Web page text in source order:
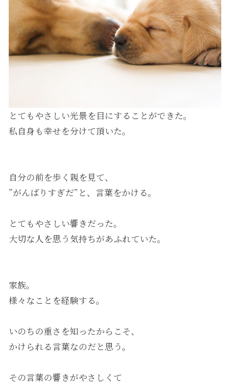
とてもやさしい光景を目にすることができた。
私自身も幸せを分けて頂いた。
自分の前を歩く親を見て、
”がんばりすぎだ”と、言葉をかける。
とてもやさしい響きだった。
大切な人を思う気持ちがあふれていた。
家族。
様々なことを経験する。
いのちの重さを知ったからこそ、
かけられる言葉なのだと思う。
その言葉の響きがやさしくて